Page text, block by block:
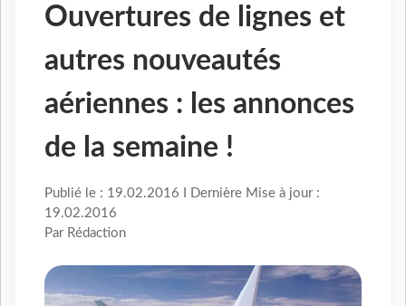
Ouvertures de lignes et
autres nouveautés
aériennes : les annonces
de la semaine !
Publié le : 19.02.2016 I Dernière Mise à jour :
19.02.2016
Par Rédaction